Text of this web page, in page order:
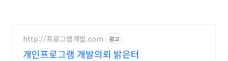
http://프로그램개발.com 광고
개인프로그램 개발의뢰 밝은터